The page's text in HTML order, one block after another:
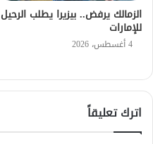
الزمالك يرفض.. بيزيرا يطلب الرحيل
للإمارات
4 أغسطس، 2026
اترك تعليقاً